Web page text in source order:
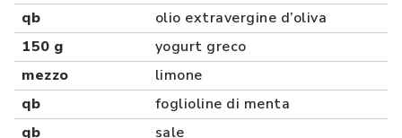
qb
olio extravergine d’oliva
150 g
yogurt greco
mezzo
limone
qb
foglioline di menta
qb
sale